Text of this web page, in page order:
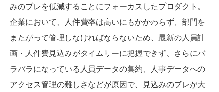
みのブレを低減することにフォーカスしたプロダクト。
企業において、人件費率は高いにもかかわらず、部門を
またがって管理しなければならないため、最新の人員計
画・人件費見込みがタイムリーに把握できず、さらにバ
ラバラになっている人員データの集約、人事データへの
アクセス管理の難しさなどが原因で、見込みのブレが大